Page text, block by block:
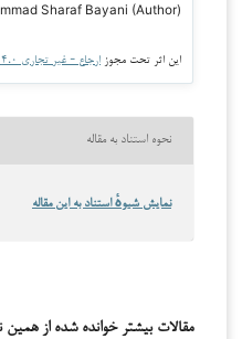
Sharaf Bayani (Author)
این اثر تحت مجوز ارجاع - غیر تجاری ۴.۰ بین‌المللی
نحوه استناد به مقاله
نمایش شیوهٔ استناد به این مقاله
مقالات بیشتر خوانده شده از همین